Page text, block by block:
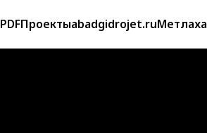
PDFПроектыabadgidrojet.ruМетлаха